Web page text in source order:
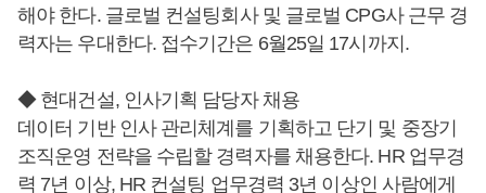
해야 한다. 글로벌 컨설팅회사 및 글로벌 CPG사 근무 경
력자는 우대한다. 접수기간은 6월25일 17시까지.
◆ 현대건설, 인사기획 담당자 채용
데이터 기반 인사 관리체계를 기획하고 단기 및 중장기
조직운영 전략을 수립할 경력자를 채용한다. HR 업무경
력 7년 이상, HR 컨설팅 업무경력 3년 이상인 사람에게